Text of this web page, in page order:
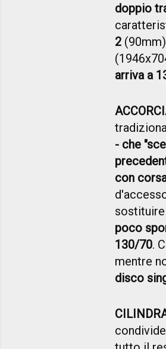
doppio
2
arriva a
- che
con
poco
130/70.
mentre
disco